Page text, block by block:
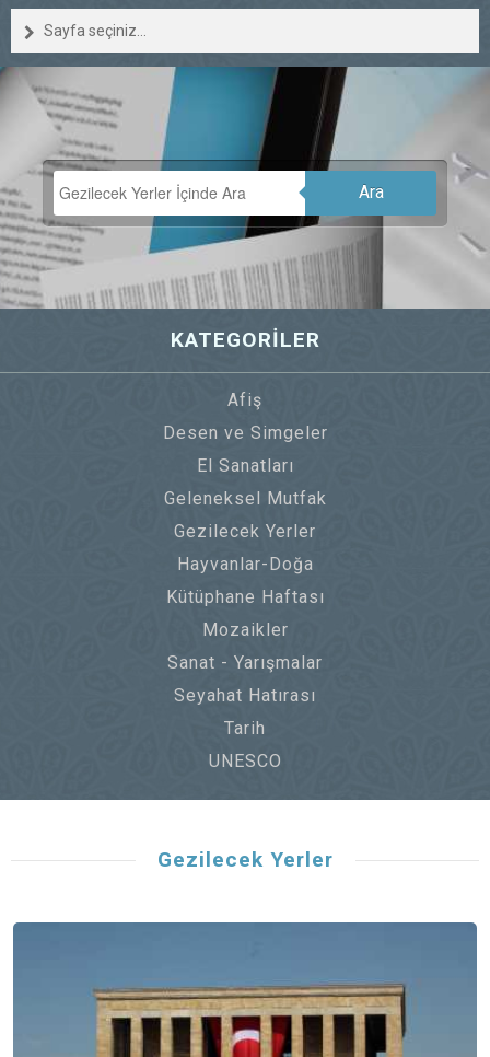
Sayfa seçiniz...
Ara
KATEGORİLER
Afiş
Desen ve Simgeler
El Sanatları
Geleneksel Mutfak
Gezilecek Yerler
Hayvanlar-Doğa
Kütüphane Haftası
Mozaikler
Sanat - Yarışmalar
Seyahat Hatırası
Tarih
UNESCO
Gezilecek Yerler